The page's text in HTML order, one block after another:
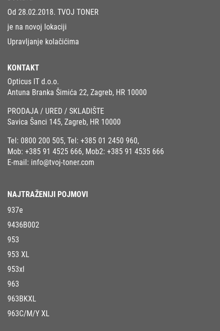
Od 28.02.2018. TVOJ TONER
je na novoj lokaciji
Upravljanje kolačićima
KONTAKT
Opticus IT d.o.o.
Antuna Branka Šimića 22, Zagreb, HR 10000
PRODAJA / URED / SKLADIŠTE
Savica Šanci 145, Zagreb, HR 10000
Tel: 0800 200 505, Tel: +385 01 2450 960,
Mob: +385 91 4525 666, Mob2: +385 91 4535 666
E-mail: info@tvoj-toner.com
NAJTRAŽENIJI POJMOVI
937e
9436B002
953
953 XL
953xl
963
963BKXL
963C/M/Y XL